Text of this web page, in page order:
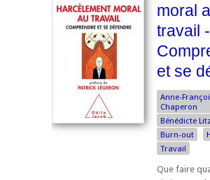
moral
travail -
et se
Anne-
Chaperon
Bénédicte
Burn-out
Travail
Que faire